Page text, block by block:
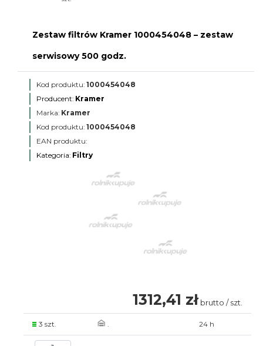
Zestaw filtrów Kramer 1000454048 – zestaw
serwisowy 500 godz.
Kod produktu: 1000454048
Producent: Kramer
Marka: Kramer
Kod produktu: 1000454048
EAN produktu:
Kategoria: Filtry
1312,41 zł brutto / szt.
3 szt. . 24 h